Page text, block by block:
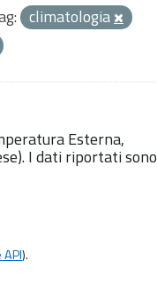
climatologia
Esterna,
I dati riportati sono
).